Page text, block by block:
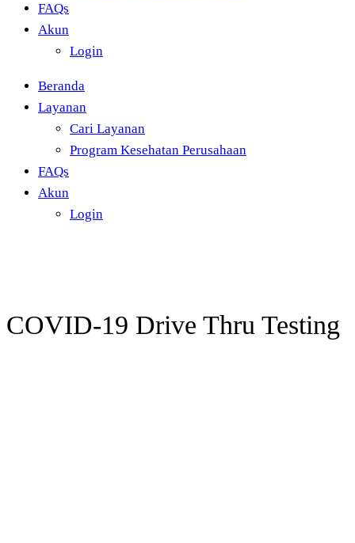
FAQs
Akun
Login
Beranda
Layanan
Cari Layanan
Program Kesehatan Perusahaan
FAQs
Akun
Login
COVID-19 Drive Thru Testing